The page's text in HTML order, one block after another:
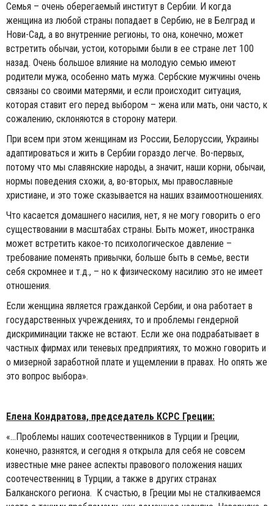
Семья – очень оберегаемый институт в Сербии. И когда
женщина из любой страны попадает в Сербию, не в Белград и
Нови-Сад, а во внутренние регионы, то она, конечно, может
встретить обычаи, устои, которыми были в ее стране лет 100
назад. Очень большое влияние на молодую семью имеют
родители мужа, особенно мать мужа. Сербские мужчины очень
связаны со своими матерями, и если происходит ситуация,
которая ставит его перед выбором – жена или мать, они часто, к
сожалению, склоняются в сторону матери.
При всем при этом женщинам из России, Белоруссии, Украины
адаптироваться и жить в Сербии гораздо легче. Во-первых,
потому что мы славянские народы, а значит, наши корни, обычаи,
нормы поведения схожи, а, во-вторых, мы православные
христиане, и это тоже сказывается на наших взаимоотношениях.
Что касается домашнего насилия, нет, я не могу говорить о его
существовании в масштабах страны. Быть может, иностранка
может встретить какое-то психологическое давление –
требование поменять привычки, больше быть в семье, вести
себя скромнее и т.д., – но к физическому насилию это не имеет
отношения.
Если женщина является гражданкой Сербии, и она работает в
государственных учреждениях, то и проблемы гендерной
дискриминации также не встают. Если же она подрабатывает в
частных фирмах или теневых предприятиях, то можно говорить и
о мизерной заработной плате и ущемлении в правах. Но опять же
это вопрос выбора».
Елена Кондратова, председатель КСРС Греции:
«...Проблемы наших соотечественников в Турции и Греции,
конечно, разнятся, и сегодня я открыла для себя не совсем
известные мне ранее аспекты правового положения наших
соотечественниц в Турции, а также в других странах
Балканского региона. К счастью, в Греции мы не сталкиваемся